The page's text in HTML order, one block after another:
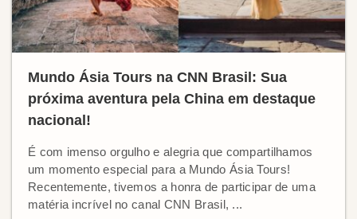
Mundo Ásia Tours na CNN Brasil: Sua
próxima aventura pela China em destaque
nacional!
É com imenso orgulho e alegria que compartilhamos
um momento especial para a Mundo Ásia Tours!
Recentemente, tivemos a honra de participar de uma
matéria incrível no canal CNN Brasil, ...